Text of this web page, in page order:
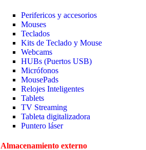
Perifericos y accesorios
Mouses
Teclados
Kits de Teclado y Mouse
Webcams
HUBs (Puertos USB)
Micrófonos
MousePads
Relojes Inteligentes
Tablets
TV Streaming
Tableta digitalizadora
Puntero láser
Almacenamiento externo